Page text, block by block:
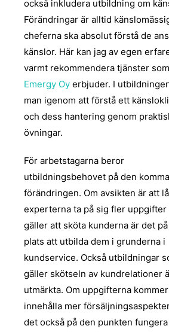
också inkludera utbildning om
Förändringar är alltid
cheferna ska absolut förstå de
känslor. Här kan jag av egen
varmt rekommendera tjänster som
Emergy Oy erbjuder. I
man igenom att förstå ett
och dess hantering genom
övningar.
För arbetstagarna beror
utbildningsbehovet på den
förändringen. Om avsikten är att
experterna ta på sig fler uppgifter
gäller att sköta kunderna är det
plats att utbilda dem i grunderna i
kundservice. Också utbildningar
gäller skötseln av kundrelationer
utmärkta. Om uppgifterna
innehålla mer
det också på den punkten